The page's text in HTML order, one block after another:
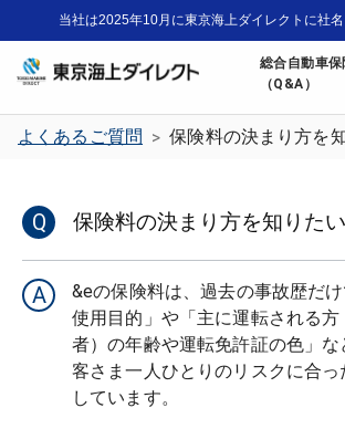
当社は2025年10月に東京海上ダイレクトに社
総合自動車
（Q&A）
よくあるご質問 > 保険料の決まり方を
Q 保険料の決まり方を知りたい
A
&eの保険料は、過去の事故歴だ
使用目的」や「主に運転される方
者）の年齢や運転免許証の色」な
客さま一人ひとりのリスクに合っ
しています。